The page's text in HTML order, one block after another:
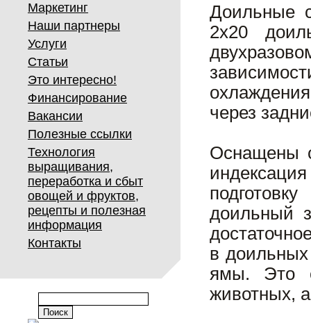
Маркетинг
Наши партнеры
Услуги
Статьи
Это интересно!
Финансирование
Вакансии
Полезные ссылки
Технология
выращивания,
переработка и сбыт
овощей и фруктов,
рецепты и полезная
информация
Контакты
Доильные
2х20
через
Оснащены
доильный
в доильных
ямы. Это
животных,